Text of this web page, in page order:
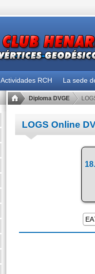
Actividades RCH La sede
Diploma DVGE
LOGS Online